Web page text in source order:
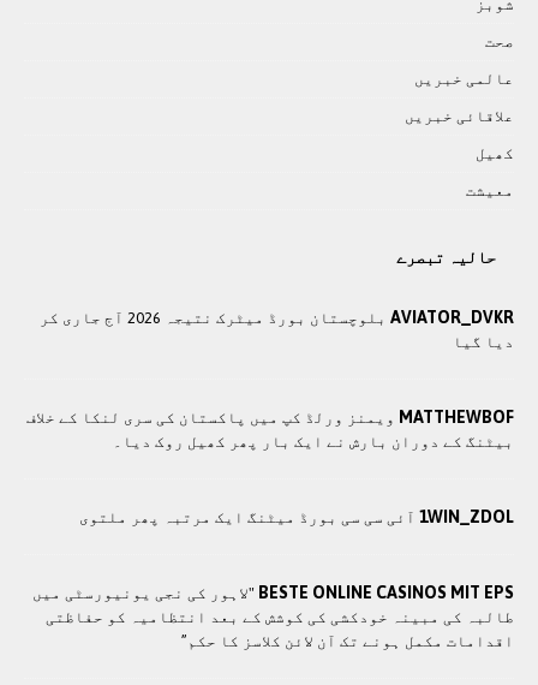
شوبز
صحت
عالمی خبريں
علاقائی خبريں
کھيل
معيشت
حالیہ تبصرے
AVIATOR_DVKR
بلوچستان بورڈ میٹرک نتیجہ 2026 آج جاری کر
دیا گیا
MATTHEWBOF ویمنز ورلڈ کپ میں پاکستان کی سری لنکا کے خلاف
بیٹنگ کے دوران بارش نے ایک بار پھر کھیل روک دیا۔
1WIN_ZDOL آئی سی سی بورڈ میٹنگ ایک مرتبہ پھر ملتوی
BESTE ONLINE CASINOS MIT EPS "لاہور کی نجی یونیورسٹی میں
طالبہ کی مبینہ خودکشی کی کوشش کے بعد انتظامیہ کو حفاظتی
اقدامات مکمل ہونے تک آن لائن کلاسز کا حکم”